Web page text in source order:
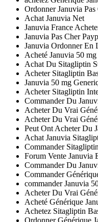
Ordonner Januvia
Achat Januvia Net
Januvia France
Januvia Pas Cher
Januvia Ordonner En
Acheté Januvia 50
Achat Du Sitagliptin
Acheter Sitagliptin
Januvia 50 mg
Acheter Sitagliptin
Commander Du
Acheter Du Vrai
Acheter Du Vrai
Peut Ont Acheter Du
Achat Januvia
Commander
Forum Vente Januvia
Commander Du
Commander
commander Januvia
Acheter Du Vrai
Acheté Générique
Achetez Sitagliptin